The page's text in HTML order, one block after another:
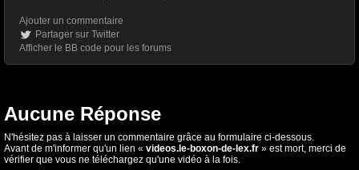
Ajouter un commentaire
Partager sur Twitter
Afficher le BB code pour les forums
Aucune Réponse
N'hésitez pas à laisser un commentaire grâce au formulaire ci-dessous.
Avant de m'informer qu'un lien « videos.le-boxon-de-lex.fr » est mort, merci de
vérifier que vous ne téléchargez qu'une vidéo à la fois.